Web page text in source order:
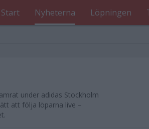
Start Nyheterna Löpningen
under adidas Stockholm
att följa löparna live –